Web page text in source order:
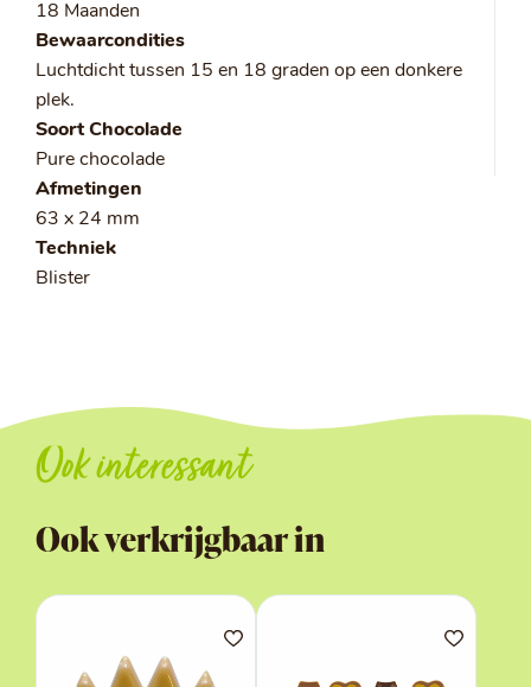
18 Maanden
Bewaarcondities
Luchtdicht tussen 15 en 18 graden op een donkere
plek.
Soort Chocolade
Pure chocolade
Afmetingen
63 x 24 mm
Techniek
Blister
Ook interessant
Ook verkrijgbaar in